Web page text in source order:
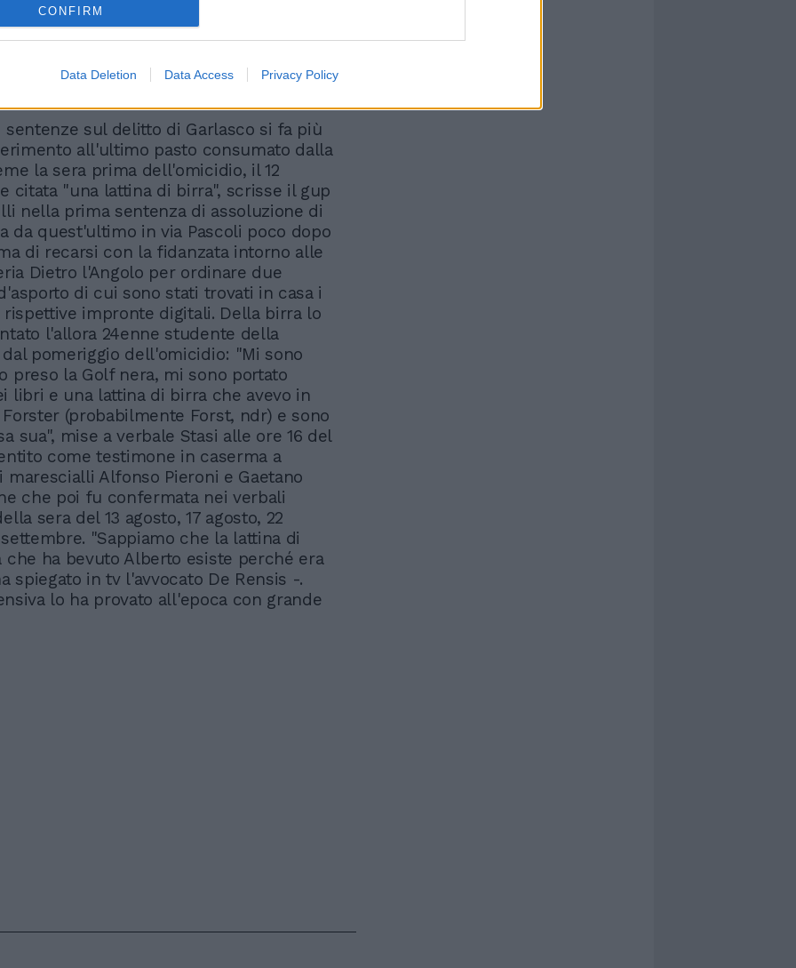
CONFIRM
Data Deletion Data Access Privacy Policy
sul dna
sentenze sul delitto di Garlasco si fa più
all'ultimo pasto consumato dalla
la sera prima dell'omicidio, il 12
citata "una lattina di birra", scrisse il gup
nella prima sentenza di assoluzione di
da quest'ultimo in via Pascoli poco dopo
di recarsi con la fidanzata intorno alle
Dietro l'Angolo per ordinare due
di cui sono stati trovati in casa i
rispettive impronte digitali. Della birra lo
l'allora 24enne studente della
pomeriggio dell'omicidio: "Mi sono
preso la Golf nera, mi sono portato
libri e una lattina di birra che avevo in
(probabilmente Forst, ndr) e sono
sua", mise a verbale Stasi alle ore 16 del
come testimone in caserma a
marescialli Alfonso Pieroni e Gaetano
che poi fu confermata nei verbali
sera del 13 agosto, 17 agosto, 22
"Sappiamo che la lattina di
che ha bevuto Alberto esiste perché era
spiegato in tv l'avvocato De Rensis -.
lo ha provato all'epoca con grande